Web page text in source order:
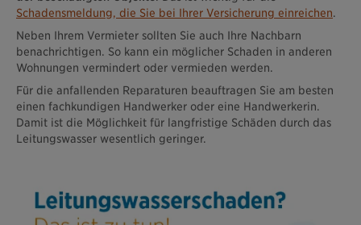
Schadensmeldung, die Sie bei Ihrer Versicherung einreichen.
Neben Ihrem Vermieter sollten Sie auch Ihre Nachbarn
benachrichtigen. So kann ein möglicher Schaden in anderen
Wohnungen vermindert oder vermieden werden.
Für die anfallenden Reparaturen beauftragen Sie am besten
einen fachkundigen Handwerker oder eine Handwerkerin.
Damit ist die Möglichkeit für langfristige Schäden durch das
Leitungswasser wesentlich geringer.